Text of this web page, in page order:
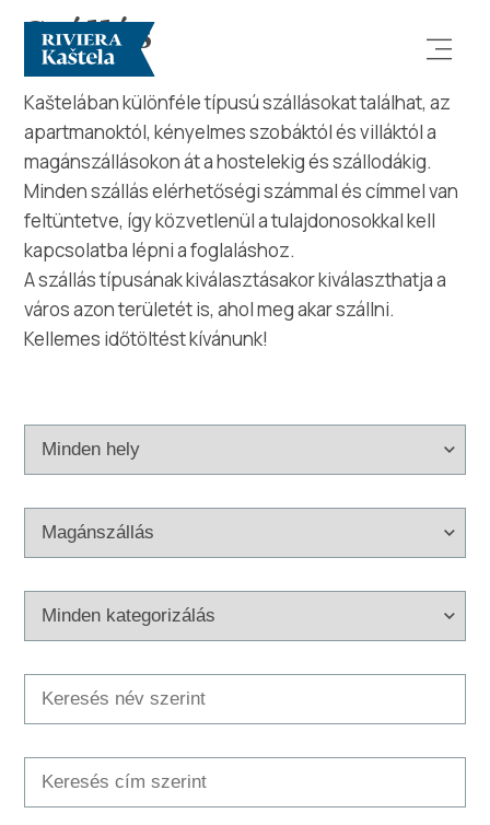
Vizsgálja meg
Rendeltetési hely
Info
Safe in Dalmatia
hu
info@kastela-info.hr
Szállás
Kaštelában különféle típusú szállásokat találhat, az
apartmanoktól, kényelmes szobáktól és villáktól a
magánszállásokon át a hostelekig és szállodákig.
Minden szállás elérhetőségi számmal és címmel van
feltüntetve, így közvetlenül a tulajdonosokkal kell
kapcsolatba lépni a foglaláshoz.
A szállás típusának kiválasztásakor kiválaszthatja a
város azon területét is, ahol meg akar szállni.
Kellemes időtöltést kívánunk!